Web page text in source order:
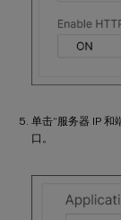
单击“服务器 IP 和
口。